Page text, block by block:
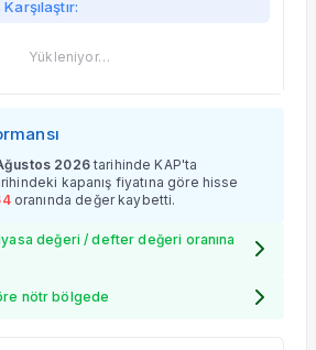
Yükleniyor…
2026 tarihinde KAP'ta
kapanış fiyatına göre hisse
oranında değer kaybetti.
değeri / defter değeri oranına
nötr bölgede